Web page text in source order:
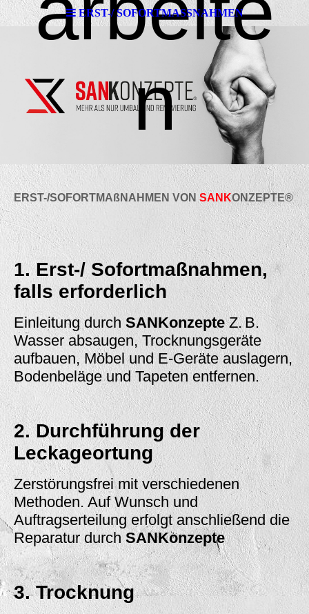
ERST-/ SOFORTMASSNAHMEN
n
ERST-/SOFORTMAßNAHMEN VON SANKONZEPTE®
1. Erst-/ Sofortmaßnahmen,
falls erforderlich
Einleitung durchSANKonzepteZ. B.
Wasser absaugen, Trocknungsgeräte
aufbauen, Möbel und E-Geräte auslagern,
Bodenbeläge und Tapeten entfernen.
2. Durchführung der
Leckageortung
Zerstörungsfrei mit verschiedenen
Methoden. Auf Wunsch und
Auftragserteilung erfolgt anschließend die
Reparatur durchSANKonzepte
3. Trocknung